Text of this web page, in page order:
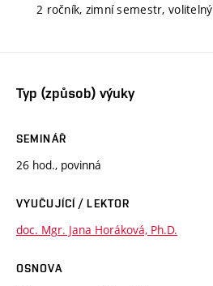
2 ročník, zimní semestr, volitelný
Typ (způsob) výuky
SEMINÁŘ
26 hod., povinná
VYUČUJÍCÍ / LEKTOR
doc. Mgr. Jana Horáková, Ph.D.
OSNOVA